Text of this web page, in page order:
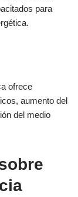
para
ofrece
aumento del
del medio